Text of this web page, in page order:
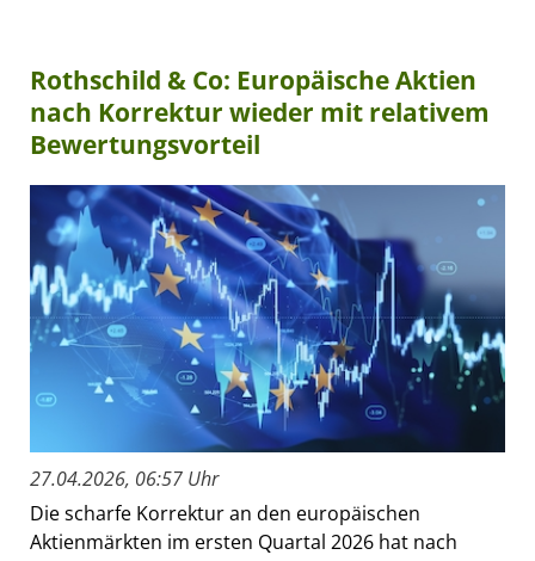
Rothschild & Co: Europäische Aktien
nach Korrektur wieder mit relativem
Bewertungsvorteil
27.04.2026, 06:57 Uhr
Die scharfe Korrektur an den europäischen
Aktienmärkten im ersten Quartal 2026 hat nach